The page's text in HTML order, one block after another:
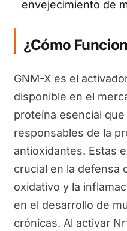
envejecimiento de
¿Cómo
GNM-X es el
disponible en el
proteína esencial
responsables de la
antioxidantes. Estas
crucial en la defensa
oxidativo y la
en el desarrollo de
crónicas. Al activar